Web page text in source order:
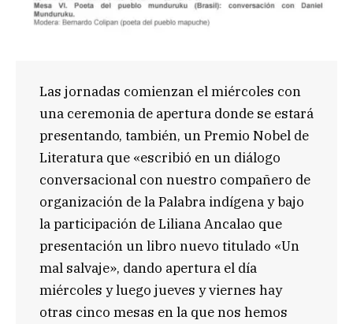
Las jornadas comienzan el miércoles con
una ceremonia de apertura donde se estará
presentando, también, un Premio Nobel de
Literatura que «escribió en un diálogo
conversacional con nuestro compañero de
organización de la Palabra indígena y bajo
la participación de Liliana Ancalao que
presentación un libro nuevo titulado «Un
mal salvaje», dando apertura el día
miércoles y luego jueves y viernes hay
otras cinco mesas en la que nos hemos